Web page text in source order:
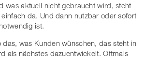
was aktuell nicht gebraucht wird, steht
da. Und dann nutzbar oder sofort
ist.
das, was Kunden wünschen, das steht in
als nächstes dazuentwickelt. Oftmals